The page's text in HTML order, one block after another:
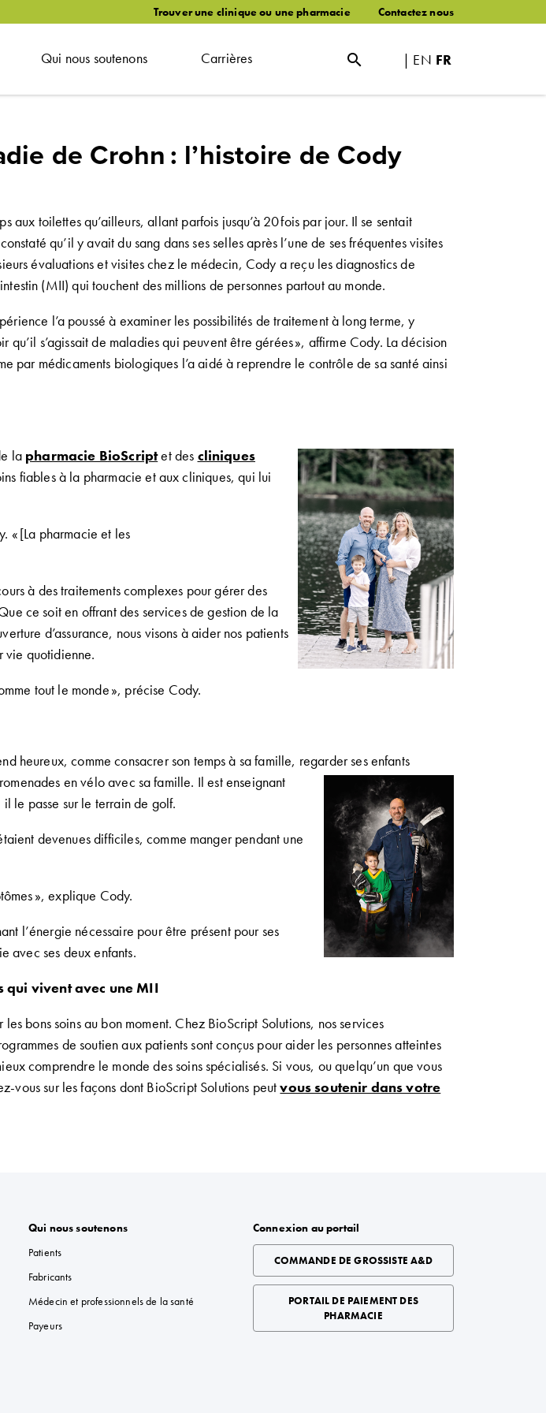
Trouver une clinique ou une pharmacie Contactez nous
Qui nous soutenons Carrières search | EN FR
de Crohn : l’histoire de Cody
aux toilettesqu’ailleurs,allant parfois jusqu’à 20 fois par jour. Il se sentait
constatéqu’il y avait dusang dans ses sellesaprès l’une de sesfréquentes visites
évaluations etvisites chez le médecin, Cody a reçu lesdiagnosticsde
(MII) qui touchent des millions de personnes partout au monde.
érience l’a poussé à examiner les possibilités de traitement à long terme,y
qu’il s’agissait de maladies qui peuvent être gérées», affirme Cody. La décision
par médicaments biologiques l’a aidé à reprendre le contrôle de sa santé ainsi
la pharmacie BioScriptet des cliniques
fiables à la pharmacie et aux cliniques,qui lui
. «[La pharmacie et les
à des traitements complexes pour gérer des
ce soit en offrant des services de gestion de la
d’assurance, nous visons à aider nos patients
vie quotidienne.
tout le monde », précise Cody.
heureux, commeconsacrerson tempsà sa famille, regarder ses enfants
envélo avec sa famille. Il est enseignant
il le passe sur le terrain de golf.
devenues difficiles, comme manger pendant une
», explique Cody.
l’énergie nécessaire pourêtre présent pourses
avec ses deux enfants.
qui vivent avec une MII
bons soins au bon moment. Chez BioScript Solutions, nos services
de soutien aux patients sont conçus pour aiderles personnes atteintes
comprendre le monde dessoins spécialisés. Si vous, ou quelqu’un que vous
vous sur les façons dont BioScriptSolutions peutvous soutenir dans votre
Qui nous soutenons
Patients
Fabricants
Médecin et professionnels de la santé
Payeurs
Connexion au portail
COMMANDE DE GROSSISTE A&D
PORTAIL DE PAIEMENT DES
PHARMACIE